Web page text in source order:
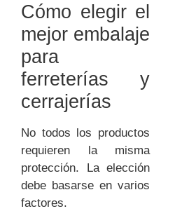
Cómo elegir el
mejor embalaje
para
ferreterías y
cerrajerías
No todos los productos
requieren la misma
protección. La elección
debe basarse en varios
factores.